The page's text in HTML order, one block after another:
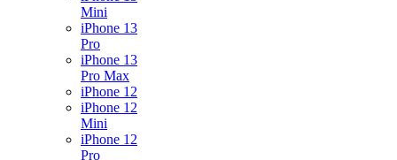
Mini
iPhone 13
Pro
iPhone 13
Pro Max
iPhone 12
iPhone 12
Mini
iPhone 12
Pro